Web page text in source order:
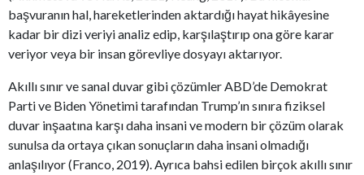
başvuranın hal, hareketlerinden aktardığı hayat hikâyesine
kadar bir dizi veriyi analiz edip, karşılaştırıp ona göre karar
veriyor veya bir insan görevliye dosyayı aktarıyor.
Akıllı sınır ve sanal duvar gibi çözümler ABD’de Demokrat
Parti ve Biden Yönetimi tarafından Trump’ın sınıra fiziksel
duvar inşaatına karşı daha insani ve modern bir çözüm olarak
sunulsa da ortaya çıkan sonuçların daha insani olmadığı
anlaşılıyor (Franco, 2019). Ayrıca bahsi edilen birçok akıllı sınır